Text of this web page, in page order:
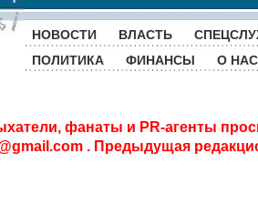
НОВОСТИ ВЛАСТЬ
ПОЛИТИКА
ФИНАНСЫ О НАС
фанаты и PR-агенты
. Предыдущая